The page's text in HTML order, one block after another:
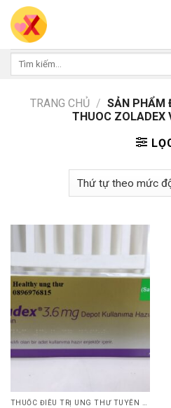
Skip
content
Tìm
TRANG CHỦ / SẢN PHẨM
THUOC ZOLADEX
THUỐC ĐIỀU TRỊ UNG THƯ TUYẾN TIỀN LIỆT